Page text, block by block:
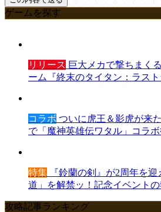
ゲームを探す
リリース 巨大メカで撃ちまく
ーム『終末のタイタン：ラス
コラボ ついに虎王＆影虎が来
で「魔神英雄伝ワタル」コラボ
特集 『鈴蘭の剣』が2周年を
道」を解禁ッ！記念イベント
攻略記事ランキング